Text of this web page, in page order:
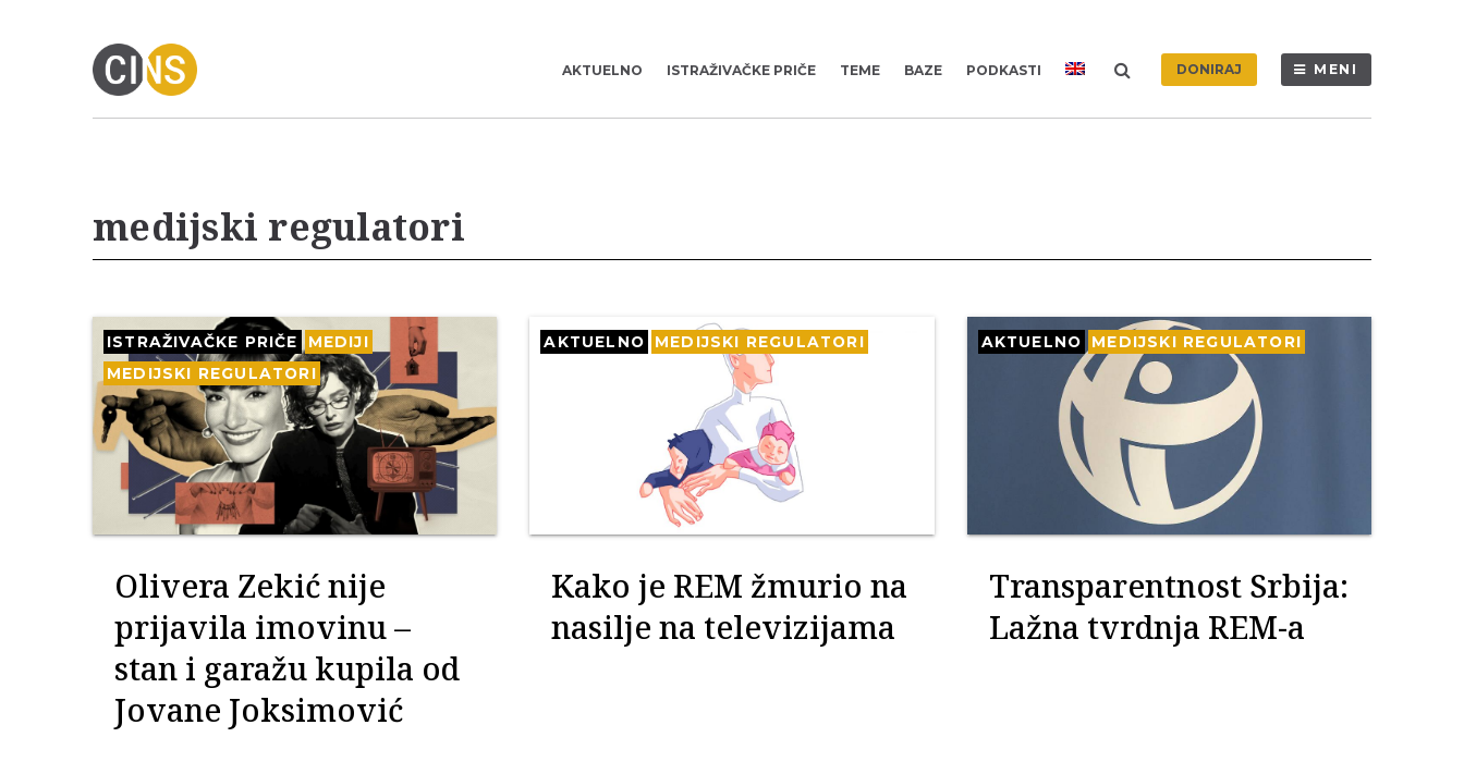
AKTUELNO ISTRAŽIVAČKE PRIČE TEME BAZE PODKASTI DONIRAJ MENI
medijski regulatori
ISTRAŽIVAČKE PRIČE
MEDIJI
MEDIJSKI REGULATORI
Olivera Zekić nije
prijavila imovinu –
stan i garažu kupila od
Jovane Joksimović
AKTUELNO MEDIJSKI REGULATORI
Kako je REM žmurio na
nasilje na televizijama
AKTUELNO MEDIJSKI REGULATORI
Transparentnost Srbija:
Lažna tvrdnja REM-a